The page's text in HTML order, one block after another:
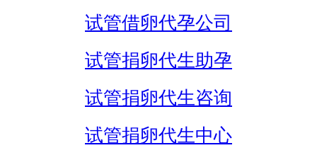
试管借卵代孕公司
试管捐卵代生助孕
试管捐卵代生咨询
试管捐卵代生中心